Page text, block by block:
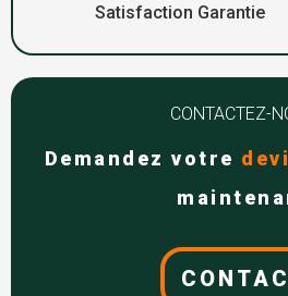
Satisfaction Garantie
CONTACTEZ-
Demandez votre